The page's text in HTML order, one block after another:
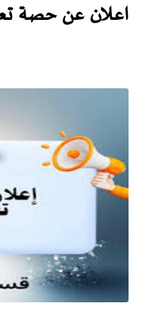
اعــلان عن حصة